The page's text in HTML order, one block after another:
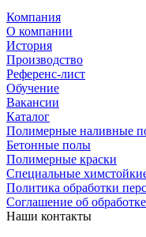
Компания
О компании
История
Производство
Референс-лист
Обучение
Вакансии
Каталог
Полимерные наливные
Бетонные полы
Полимерные краски
Специальные
Политика обработки
Cоглашение об
Наши контакты